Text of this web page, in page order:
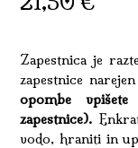
Zapestnica je
zapestnice
opombe
zapestnice).
vodo, hraniti in